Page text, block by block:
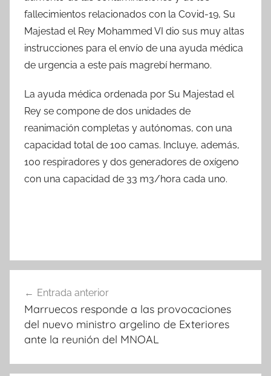
fallecimientos relacionados con la Covid-19, Su
Majestad el Rey Mohammed VI dio sus muy altas
instrucciones para el envío de una ayuda médica
de urgencia a este país magrebí hermano.
La ayuda médica ordenada por Su Majestad el
Rey se compone de dos unidades de
reanimación completas y autónomas, con una
capacidad total de 100 camas. Incluye, además,
100 respiradores y dos generadores de oxígeno
con una capacidad de 33 m3/hora cada uno.
de
entradas
Entrada anterior
Marruecos responde a las provocaciones
del nuevo ministro argelino de Exteriores
ante la reunión del MNOAL